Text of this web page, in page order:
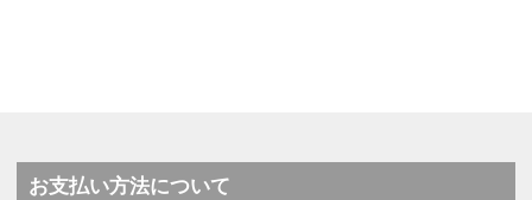
お支払い方法について